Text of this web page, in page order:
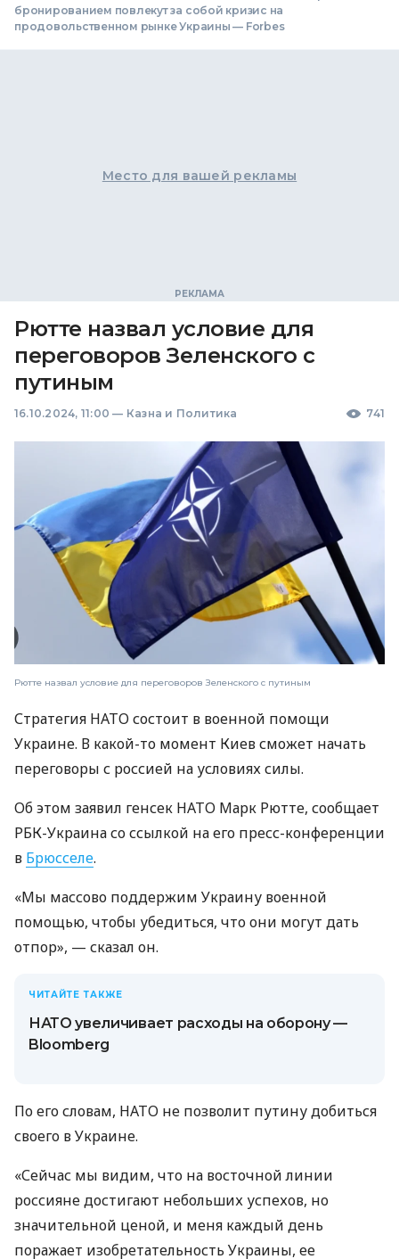
бронированием повлекут за собой кризис на
продовольственном рынке Украины — Forbes
Место для вашей рекламы
Рютте назвал условие для
переговоров Зеленского с
путиным
16.10.2024, 11:00 — Казна и Политика 741
Рютте назвал условие для переговоров Зеленского с путиным
Стратегия НАТО состоит в военной помощи
Украине. В какой-то момент Киев сможет начать
переговоры с россией на условиях силы.
Об этом заявил генсек НАТО Марк Рютте, сообщает
РБК-Украина со ссылкой на его пресс-конференции
в Брюсселе.
«Мы массово поддержим Украину военной
помощью, чтобы убедиться, что они могут дать
отпор», — сказал он.
ЧИТАЙТЕ ТАКЖЕ
НАТО увеличивает расходы на оборону —
Bloomberg
По его словам, НАТО не позволит путину добиться
своего в Украине.
«Сейчас мы видим, что на восточной линии
россияне достигают небольших успехов, но
значительной ценой, и меня каждый день
поражает изобретательность Украины, ее